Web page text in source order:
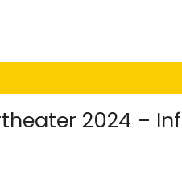
2024 –